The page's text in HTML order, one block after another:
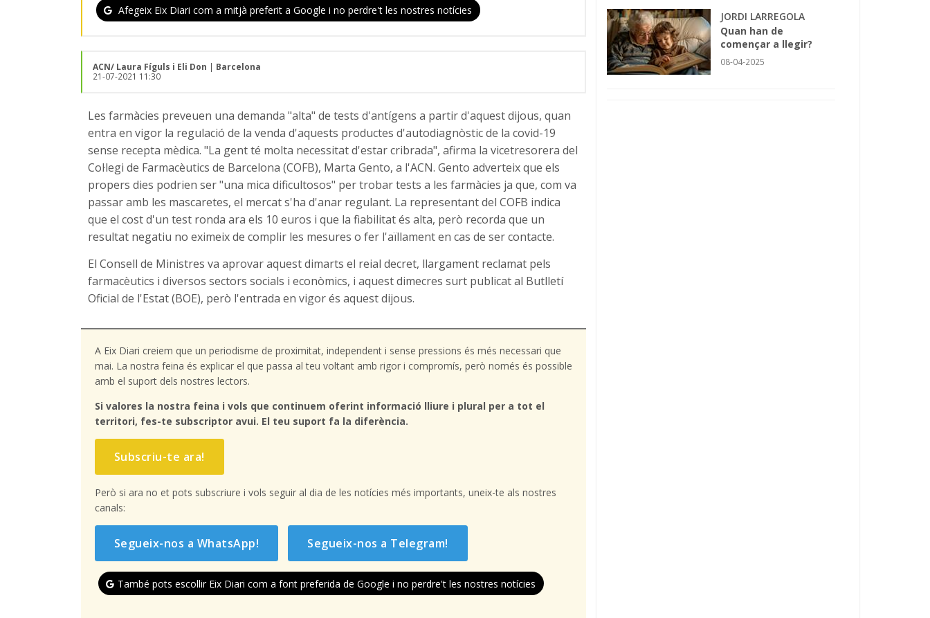
Afegeix Eix Diari com a mitjà preferit a Google i no perdre't les nostres notícies
ACN/ Laura Fíguls i Eli Don | Barcelona
21-07-2021 11:30
Les farmàcies preveuen una demanda "alta" de tests d'antígens a partir d'aquest dijous, quan
entra en vigor la regulació de la venda d'aquests productes d'autodiagnòstic de la covid-19
sense recepta mèdica. "La gent té molta necessitat d'estar cribrada", afirma la vicetresorera del
Col·legi de Farmacèutics de Barcelona (COFB), Marta Gento, a l'ACN. Gento adverteix que els
propers dies podrien ser "una mica dificultosos" per trobar tests a les farmàcies ja que, com va
passar amb les mascaretes, el mercat s'ha d'anar regulant. La representant del COFB indica
que el cost d'un test ronda ara els 10 euros i que la fiabilitat és alta, però recorda que un
resultat negatiu no eximeix de complir les mesures o fer l'aïllament en cas de ser contacte.
El Consell de Ministres va aprovar aquest dimarts el reial decret, llargament reclamat pels
farmacèutics i diversos sectors socials i econòmics, i aquest dimecres surt publicat al Butlletí
Oficial de l'Estat (BOE), però l'entrada en vigor és aquest dijous.
A Eix Diari creiem que un periodisme de proximitat, independent i sense pressions és més necessari que
mai. La nostra feina és explicar el que passa al teu voltant amb rigor i compromís, però només és possible
amb el suport dels nostres lectors.
Si valores la nostra feina i vols que continuem oferint informació lliure i plural per a tot el
territori, fes-te subscriptor avui. El teu suport fa la diferència.
Subscriu-te ara!
Però si ara no et pots subscriure i vols seguir al dia de les notícies més importants, uneix-te als nostres
canals:
Segueix-nos a WhatsApp! Segueix-nos a Telegram!
També pots escollir Eix Diari com a font preferida de Google i no perdre't les nostres notícies
JORDI LARREGOLA
Quan han de
començar a llegir?
08-04-2025